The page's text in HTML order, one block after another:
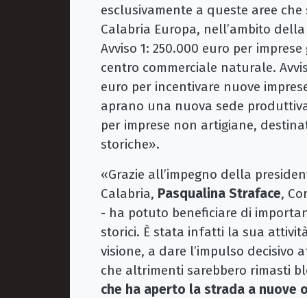
esclusivamente a queste aree
Calabria Europa, nell’ambito
Avviso 1: 250.000 euro per
centro commerciale naturale.
euro per incentivare nuove
aprano una nuova sede
per imprese non artigiane,
storiche».
«Grazie all’impegno della
Calabria, Pasqualina Straface,
- ha potuto beneficiare di
storici. È stata infatti la sua
visione, a dare l’impulso decisivo
che altrimenti sarebbero rimasti
che ha aperto la strada a